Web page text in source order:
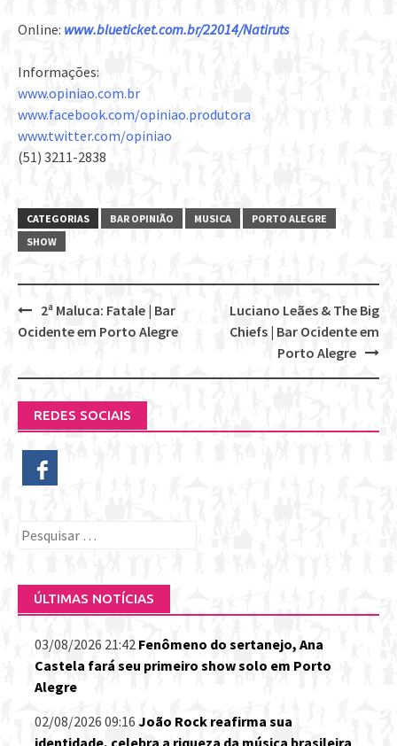
Online: www.blueticket.com.br/22014/Natiruts
Informações:
www.opiniao.com.br
www.facebook.com/opiniao.produtora
www.twitter.com/opiniao
(51) 3211-2838
CATEGORIAS BAR OPINIÃO MUSICA
PORTO ALEGRE
SHOW
Post
Luciano Leães & The Big
Chiefs | Bar Ocidente em
Porto Alegre
2ª Maluca: Fatale | Bar
Ocidente em Porto Alegre
REDES SOCIAIS
Pesquisar
ÚLTIMAS NOTÍCIAS
03/08/2026 21:42 Fenômeno do sertanejo, Ana
Castela fará seu primeiro show solo em Porto
Alegre
02/08/2026 09:16 João Rock reafirma sua